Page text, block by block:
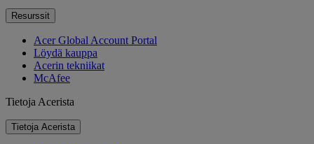
Resurssit
Acer Global Account Portal
Löydä kauppa
Acerin tekniikat
McAfee
Tietoja Acerista
Tietoja Acerista